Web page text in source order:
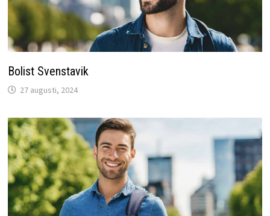
Bolist Svenstavik
27 augusti, 2024